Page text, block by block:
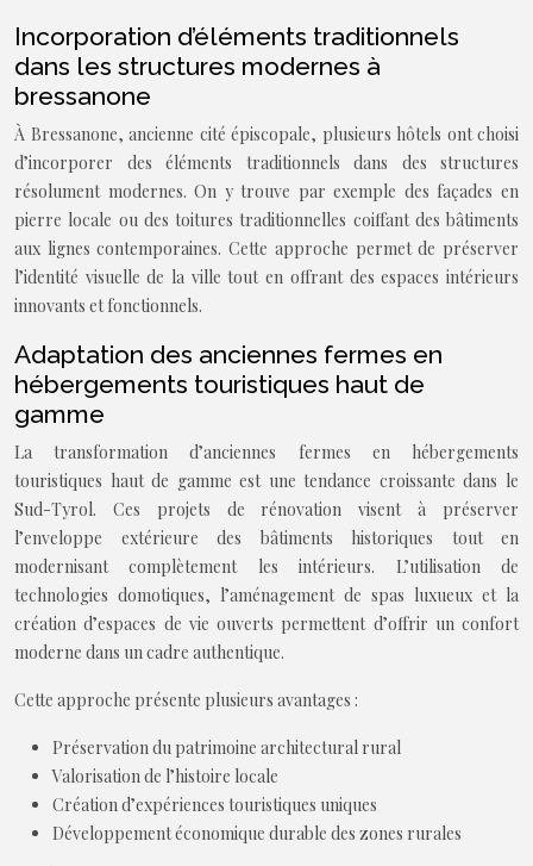
Incorporation d’éléments traditionnels
dans les structures modernes à
bressanone
À Bressanone, ancienne cité épiscopale, plusieurs hôtels ont choisi
d’incorporer des éléments traditionnels dans des structures
résolument modernes. On y trouve par exemple des façades en
pierre locale ou des toitures traditionnelles coiffant des bâtiments
aux lignes contemporaines. Cette approche permet de préserver
l’identité visuelle de la ville tout en offrant des espaces intérieurs
innovants et fonctionnels.
Adaptation des anciennes fermes en
hébergements touristiques haut de
gamme
La transformation d’anciennes fermes en hébergements
touristiques haut de gamme est une tendance croissante dans le
Sud-Tyrol. Ces projets de rénovation visent à préserver
l’enveloppe extérieure des bâtiments historiques tout en
modernisant complètement les intérieurs. L’utilisation de
technologies domotiques, l’aménagement de spas luxueux et la
création d’espaces de vie ouverts permettent d’offrir un confort
moderne dans un cadre authentique.
Cette approche présente plusieurs avantages :
Préservation du patrimoine architectural rural
Valorisation de l’histoire locale
Création d’expériences touristiques uniques
Développement économique durable des zones rurales